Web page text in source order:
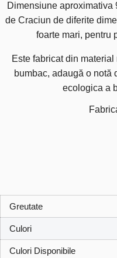
Dimensiune aproximativa
de Craciun de diferite
foarte mari, pentru
Este fabricat din
bumbac, adaugă o notă
ecologica a
Greutate
Culori
Culori Disponibile